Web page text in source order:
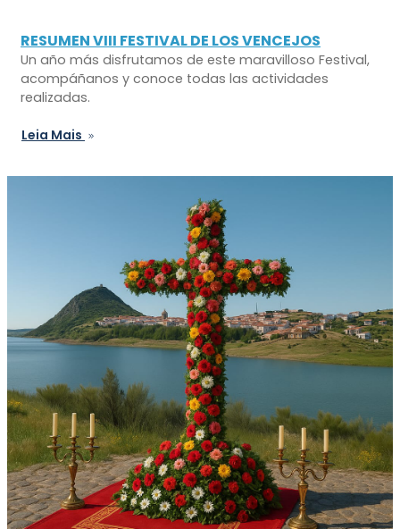
RESUMEN VIII FESTIVAL DE LOS VENCEJOS
Un año más disfrutamos de este maravilloso Festival,
acompáñanos y conoce todas las actividades
realizadas.
Leia Mais